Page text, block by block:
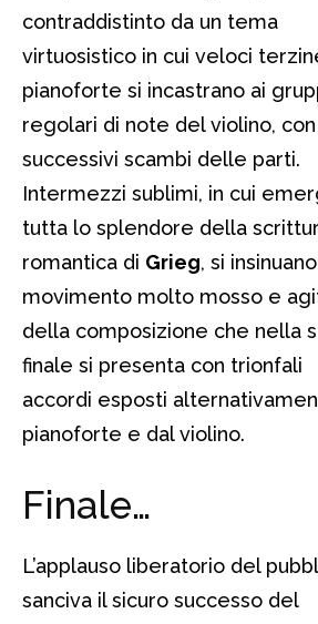
contraddistinto da un tema
virtuosistico in cui veloci
pianoforte si incastrano ai
regolari di note del violino, con
successivi scambi delle parti.
Intermezzi sublimi, in cui
tutta lo splendore della
romantica di Grieg, si
movimento molto mosso e
della composizione che nella
finale si presenta con trionfali
accordi esposti
pianoforte e dal violino.
Finale…
L’applauso liberatorio del
sanciva il sicuro successo del